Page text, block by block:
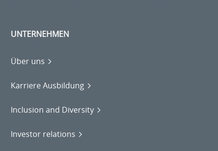
UNTERNEHMEN
Über uns
Karriere Ausbildung
Inclusion and Diversity
Investor relations